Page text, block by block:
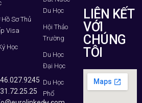
Hồ Sơ Thủ
Visa
Học
Du Học
Hội Thảo
Trường
Du Học
Đại Học
Du Học
Phổ
LIÊN KẾT
VỚI
CHÚNG
TÔI